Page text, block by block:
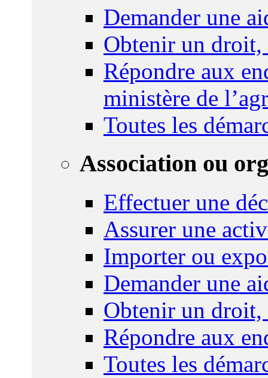
Demander une
Obtenir un droit,
Répondre aux
ministère de
Toutes les
Association ou
Effectuer une
Assurer une
Importer ou
Demander une
Obtenir un droit,
Répondre aux
Toutes les